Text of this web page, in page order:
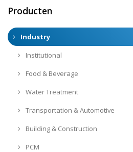
Producten
Industry
Institutional
Food & Beverage
Water Treatment
Transportation & Automotive
Building & Construction
PCM